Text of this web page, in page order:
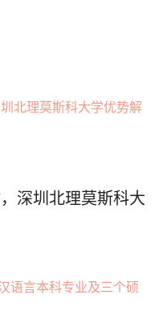
深圳北理莫斯科大